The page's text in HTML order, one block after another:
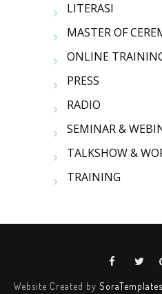
LITERASI
MASTER OF
ONLINE
PRESS
RADIO
SEMINAR &
TALKSHOW &
TRAINING
Website Created by SoraTemplates